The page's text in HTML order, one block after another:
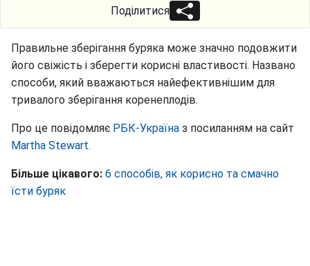
Поділитися
Правильне зберігання буряка може значно подовжити
його свіжість і зберегти корисні властивості. Названо
способи, який вважаються найефективнішим для
тривалого зберігання коренеплодів.
Про це повідомляє РБК-Україна з посиланням на сайт
Martha Stewart.
Більше цікавого: 6 способів, як корисно та смачно
їсти буряк